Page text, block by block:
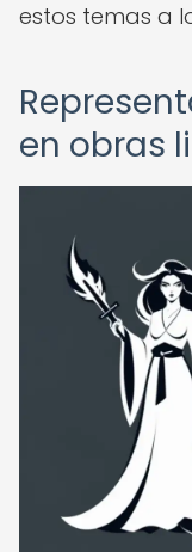
estos temas a
en obras